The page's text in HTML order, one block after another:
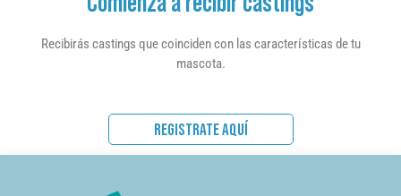
Recibirás castings que coinciden con las características de tu
mascota.
REGISTRATE AQUÍ